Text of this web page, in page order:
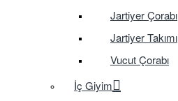
Jartiyer Çorabı
Jartiyer Takımı
Vucut Çorabı
İç Giyim